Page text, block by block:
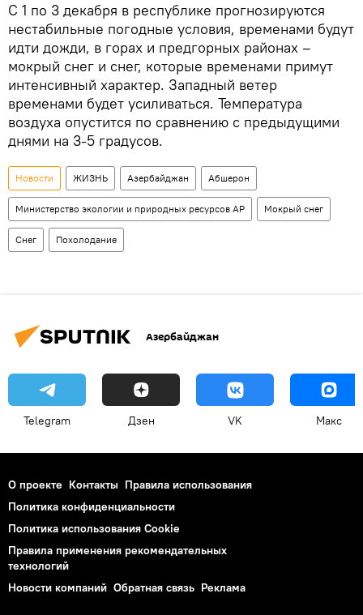
С 1 по 3 декабря в республике прогнозируются
нестабильные погодные условия, временами будут
идти дожди, в горах и предгорных районах –
мокрый снег и снег, которые временами примут
интенсивный характер. Западный ветер
временами будет усиливаться. Температура
воздуха опустится по сравнению с предыдущими
днями на 3-5 градусов.
Новости ЖИЗНЬ Азербайджан Абшерон
Министерство экологии и природных ресурсов АР Мокрый снег
Снег Похолодание
Азербайджан
Telegram Дзен VK Макс
О проекте Контакты Правила использования
Политика конфиденциальности
Политика использования Cookie
Правила применения рекомендательных
технологий
Новости компаний Обратная связь Реклама